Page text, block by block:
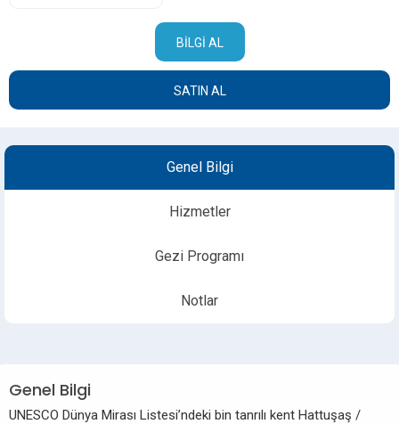
BILGI AL
SATIN AL
Genel Bilgi
Hizmetler
Gezi Programı
Notlar
Genel Bilgi
UNESCO Dünya Mirası Listesi’ndeki bin tanrılı kent Hattuşaş /